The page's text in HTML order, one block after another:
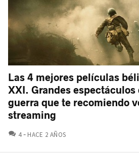
Las 4 mejores películas
XXI. Grandes espectáculos
guerra que te recomiendo
streaming
4 COMENTARIOS
HACE 2 AÑOS